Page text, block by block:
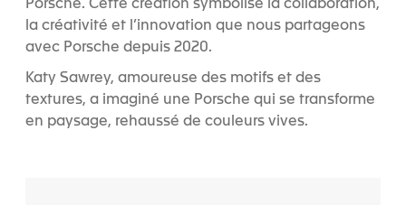
Porsche. Cette création symbolise la collaboration,
la créativité et l’innovation que nous partageons
avec Porsche depuis 2020.
Katy Sawrey, amoureuse des motifs et des
textures, a imaginé une Porsche qui se transforme
en paysage, rehaussé de couleurs vives.